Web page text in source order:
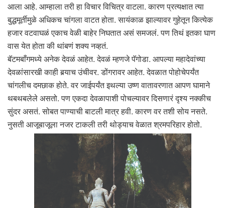
आला आहे. आम्हाला तरी हा विचार विचित्र वाटला. कारण प्रत्यक्षात त्या
बुद्धमूर्तीमुळे अधिकच चांगला वाटत होता. सायंकाळ झाल्यावर गुहेतून कित्येक
हजार वटवाघळं एकाच वेळी बाहेर निघतात असं समजलं. पण तिथं इतका घाण
वास येत होता की थांबणं शक्य नव्हतं.
बॅटमबाँगमध्ये अनेक देवळं आहेत. देवळं म्हणजे पॅगोडा. आपल्या महादेवांच्या
देवळांसारखी काही बर्‍याच उंचीवर. डोंगरावर आहेत. देवळात पोहोचेपर्यंत
चांगलीच दमछाक होते. वर जाईपर्यंत इथल्या उष्ण वातावरणात आपण घामाने
थबथबलेले असतो. पण एकदा देवळापाशी पोचल्यावर दिसणारं दृश्य नक्कीच
सुंदर असतं. सोबत पाण्याची बाटली मात्र हवी. कारण वर तशी सोय नसते.
नुसती आजूबाजूला नजर टाकली तरी थोड्याच वेळात श्रमपरिहार होतो.